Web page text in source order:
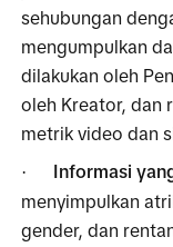
sehubungan
mengumpulkan
dilakukan oleh
oleh Kreator, dan
metrik video dan
· Informasi
menyimpulkan
gender, dan